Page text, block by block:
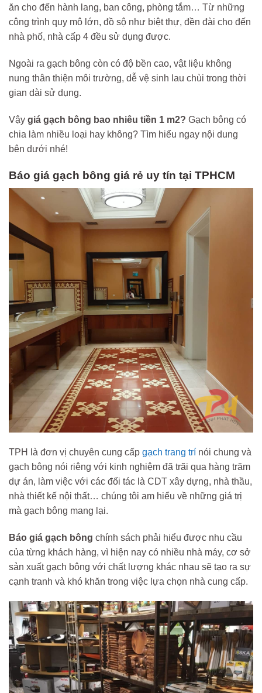
ăn cho đến hành lang, ban công, phòng tắm… Từ những
công trình quy mô lớn, đồ sộ như biệt thự, đền đài cho đến
nhà phố, nhà cấp 4 đều sử dụng được.
Ngoài ra gạch bông còn có độ bền cao, vật liệu không
nung thân thiện môi trường, dễ vệ sinh lau chùi trong thời
gian dài sử dụng.
Vậy giá gạch bông bao nhiêu tiền 1 m2? Gạch bông có
chia làm nhiều loại hay không? Tìm hiểu ngay nội dung
bên dưới nhé!
Báo giá gạch bông giá rẻ uy tín tại TPHCM
TPH là đơn vị chuyên cung cấp gạch trang trí nói chung và
gạch bông nói riêng với kinh nghiệm đã trãi qua hàng trăm
dự án, làm việc với các đối tác là CDT xây dựng, nhà thầu,
nhà thiết kế nội thất… chúng tôi am hiểu về những giá trị
mà gạch bông mang lại.
Báo giá gạch bông chính sách phải hiểu được nhu cầu
của từng khách hàng, vì hiện nay có nhiều nhà máy, cơ sở
sản xuất gạch bông với chất lượng khác nhau sẽ tạo ra sự
cạnh tranh và khó khăn trong việc lựa chọn nhà cung cấp.